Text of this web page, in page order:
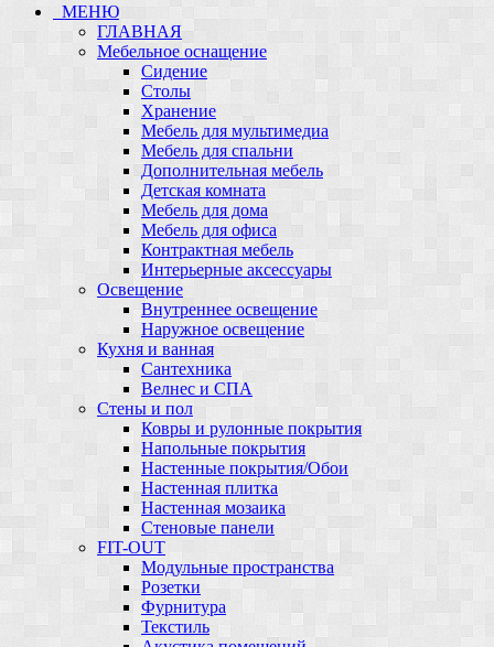
МЕНЮ
ГЛАВНАЯ
Мебельное оснащение
Сидение
Столы
Хранение
Мебель для мультимедиа
Мебель для спальни
Дополнительная мебель
Детская комната
Мебель для дома
Мебель для офиса
Контрактная мебель
Интерьерные аксессуары
Освещение
Внутреннее освещение
Наружное освещение
Кухня и ванная
Сантехника
Велнес и СПА
Стены и пол
Ковры и рулонные покрытия
Напольные покрытия
Настенные покрытия/Обои
Настенная плитка
Настенная мозаика
Стеновые панели
FIT-OUT
Модульные пространства
Розетки
Фурнитура
Текстиль